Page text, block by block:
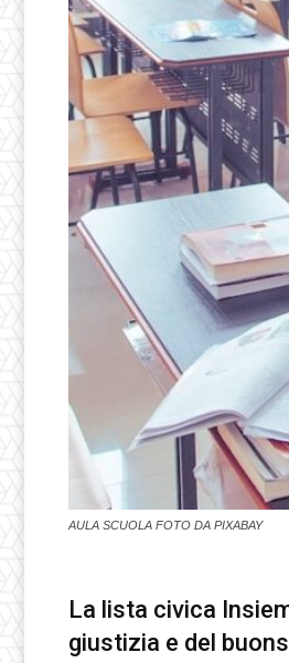
AULA SCUOLA FOTO DA PIXABAY
La lista civica
giustizia e del